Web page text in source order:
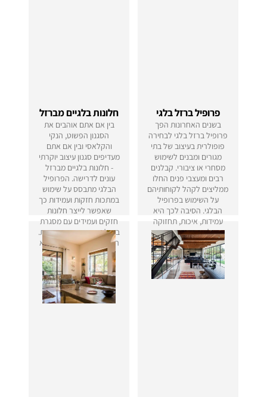
פרופיל ברזל בלגי
בשנים האחרונות הפך
פרופיל ברזל בלגי לבחירה
פופולרית בעיצוב של בתי
מגורים ומבנים לשימוש
מסחרי או ציבורי. קבלנים
רבים ומעצבי פנים החלו
ממליצים לקהל לקוחותיהם
על השימוש בפרופיל
הבלגי. הסיבה לכך היא
עמידות, איכות, תחזוקה
קלה ועיצוב מרהיב.
חלונות בלגיים מברזל
בין אם אתם אוהבים את
הסגנון הפשוט, הנקי
והקלאסי ובין אם אתם
מעדיפים סגנון עיצוב יוקרתי
- חלונות בלגיים מברזל
עונים לדרישה. הפרופיל
הבלגי מתבסס על שימוש
במתכות חזקות ועמידות כך
שאפשר לייצר חלונות
חזקים ועמידים עם מסגרת
ברזל עדינה, דקה ומעוצבת.
הבחירה בפרופיל בלגי היא
בחירה בטוב ביותר.